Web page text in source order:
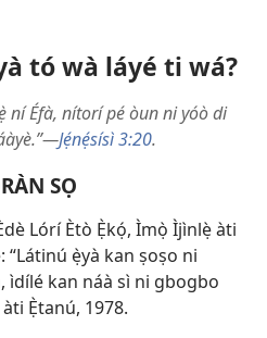
tó wà láyé ti wá?
ní Éfà, nítorí pé òun ni yóò di
Jẹ́nẹ́sísì 3:20.
SỌ
Lórí Ètò Ẹ̀kọ́, Ìmọ̀ Ìjìnlẹ̀ àti
“Látinú ẹ̀yà kan ṣoṣo ni
ìdílé kan náà sì ni gbogbo
Ẹ̀tanú, 1978.